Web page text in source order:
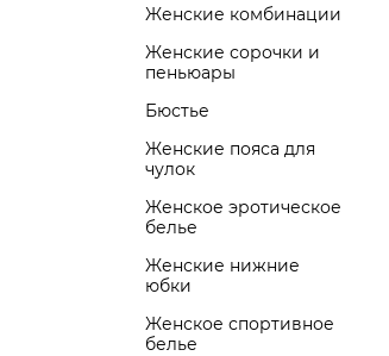
Женские комбинации
Женские сорочки и
пеньюары
Бюстье
Женские пояса для
чулок
Женское эротическое
белье
Женские нижние
юбки
Женское спортивное
белье